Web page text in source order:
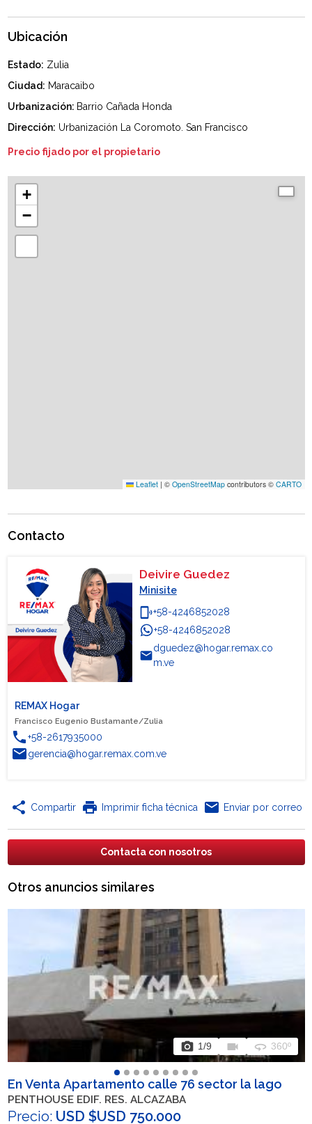
Ubicación
Estado: Zulia
Ciudad: Maracaibo
Urbanización: Barrio Cañada Honda
Dirección: Urbanización La Coromoto. San Francisco
Precio fijado por el propietario
+
−
Leaflet | © OpenStreetMapcontributors © CARTO
Contacto
Deivire Guedez
Minisite
phonelink_ring+58-4246852028
WhatsApp
+58-4246852028
email
dguedez@hogar.remax.co
m.ve
REMAX Hogar
Francisco Eugenio Bustamante/Zulia
phone+58-2617935000
emailgerencia@hogar.remax.com.ve
share Compartir print Imprimir ficha técnica email Enviar por correo
Contacta con nosotros
Otros anuncios similares
photo_camera 1/9 videocam 360 360º
En Venta Apartamento calle 76 sector la lago
PENTHOUSE EDIF. RES. ALCAZABA
Precio: USD $USD 750.000